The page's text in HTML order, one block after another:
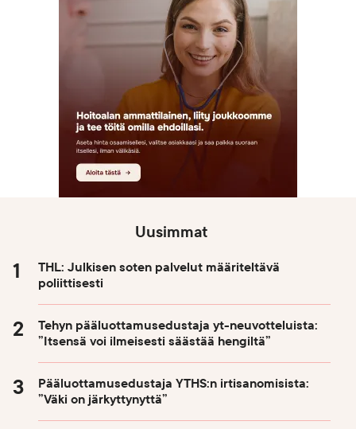
Uusimmat
THL: Julkisen soten palvelut määriteltävä
poliittisesti
Tehyn pääluottamusedustaja yt-neuvotteluista:
”Itsensä voi ilmeisesti säästää hengiltä”
Pääluottamusedustaja YTHS:n irtisanomisista:
”Väki on järkyttynyttä”